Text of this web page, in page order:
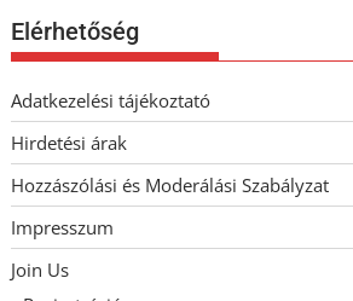
Elérhetőség
Adatkezelési tájékoztató
Hirdetési árak
Hozzászólási és Moderálási Szabályzat
Impresszum
Join Us